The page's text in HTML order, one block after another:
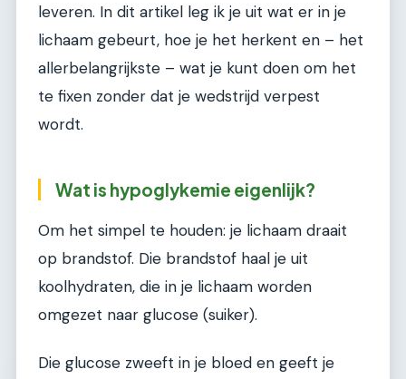
leveren. In dit artikel leg ik je uit wat er in je
lichaam gebeurt, hoe je het herkent en – het
allerbelangrijkste – wat je kunt doen om het
te fixen zonder dat je wedstrijd verpest
wordt.
Wat is hypoglykemie eigenlijk?
Om het simpel te houden: je lichaam draait
op brandstof. Die brandstof haal je uit
koolhydraten, die in je lichaam worden
omgezet naar glucose (suiker).
Die glucose zweeft in je bloed en geeft je